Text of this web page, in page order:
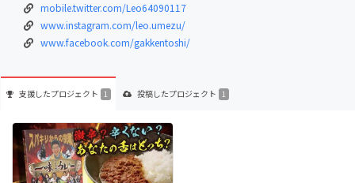
mobile.twitter.com/Leo64090117
www.instagram.com/leo.umezu/
www.facebook.com/gakkentoshi/
支援したプロジェクト 1 投稿したプロジェクト 1